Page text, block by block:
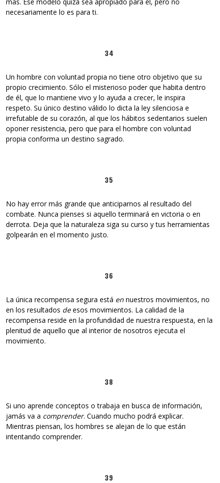
necesariamente lo es para ti.
34
Un hombre con voluntad propia no tiene otro objetivo que su
propio crecimiento. Sólo el misterioso poder que habita dentro
de él, que lo mantiene vivo y lo ayuda a crecer, le inspira
respeto. Su único destino válido lo dicta la ley silenciosa e
irrefutable de su corazón, al que los hábitos sedentarios suelen
oponer resistencia, pero que para el hombre con voluntad
propia conforma un destino sagrado.
35
No hay error más grande que anticiparnos al resultado del
combate. Nunca pienses si aquello terminará en victoria o en
derrota. Deja que la naturaleza siga su curso y tus herramientas
golpearán en el momento justo.
36
La única recompensa segura está en nuestros movimientos, no
en los resultados deesos movimientos. La calidad de la
recompensa reside en la profundidad de nuestra respuesta, en la
plenitud de aquello que al interior de nosotros ejecuta el
movimiento.
38
Si uno aprende conceptos o trabaja en busca de información,
jamás va a comprender. Cuando mucho podrá explicar.
Mientras piensan, los hombres se alejan de lo que están
intentando comprender.
39